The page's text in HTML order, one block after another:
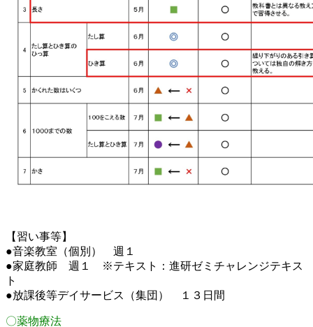
【習い事等】
●音楽教室（個別） 週１
●家庭教師 週１ ※テキスト：進研ゼミチャレンジテキス
ト
●放課後等デイサービス（集団） １３日間
〇薬物療法